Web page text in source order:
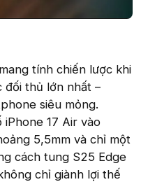
tính chiến lược khi
đối thủ lớn nhất –
siêu mỏng.
17 Air vào
5,5mm và chỉ một
cách tung S25 Edge
chỉ giành lợi thế